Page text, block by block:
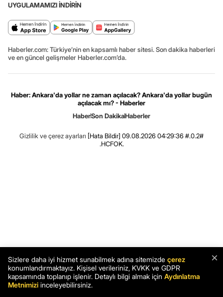
UYGULAMAMIZI İNDİRİN
Haberler.com: Türkiye’nin en kapsamlı haber sitesi. Son dakika haberleri
ve en güncel gelişmeler Haberler.com’da.
Haber: Ankara'da yollar ne zaman açılacak? Ankara'da yollar bugün
açılacak mı? - Haberler
HaberSon DakikaHaberler
Gizlilik ve çerez ayarları [Hata Bildir] 09.08.2026 04:29:36 #.0.2#
.HCFOK.
×
Sizlere daha iyi hizmet sunabilmek adına sitemizde çerez
konumlandırmaktayız. Kişisel verileriniz, KVKK ve GDPR
kapsamında toplanıp işlenir. Detaylı bilgi almak için Aydınlatma
Metnimizi inceleyebilirsiniz.